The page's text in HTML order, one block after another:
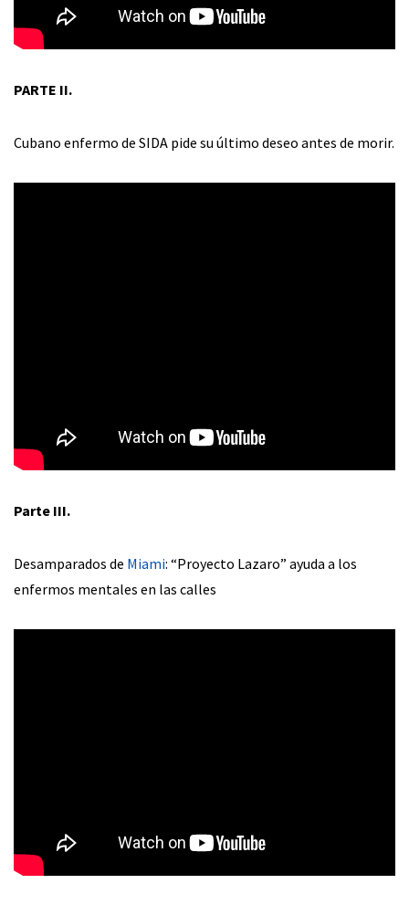
PARTE II.
Cubano enfermo de SIDA pide su último deseo antes de morir.
Parte III.
Desamparados de Miami: “Proyecto Lazaro” ayuda a los
enfermos mentales en las calles